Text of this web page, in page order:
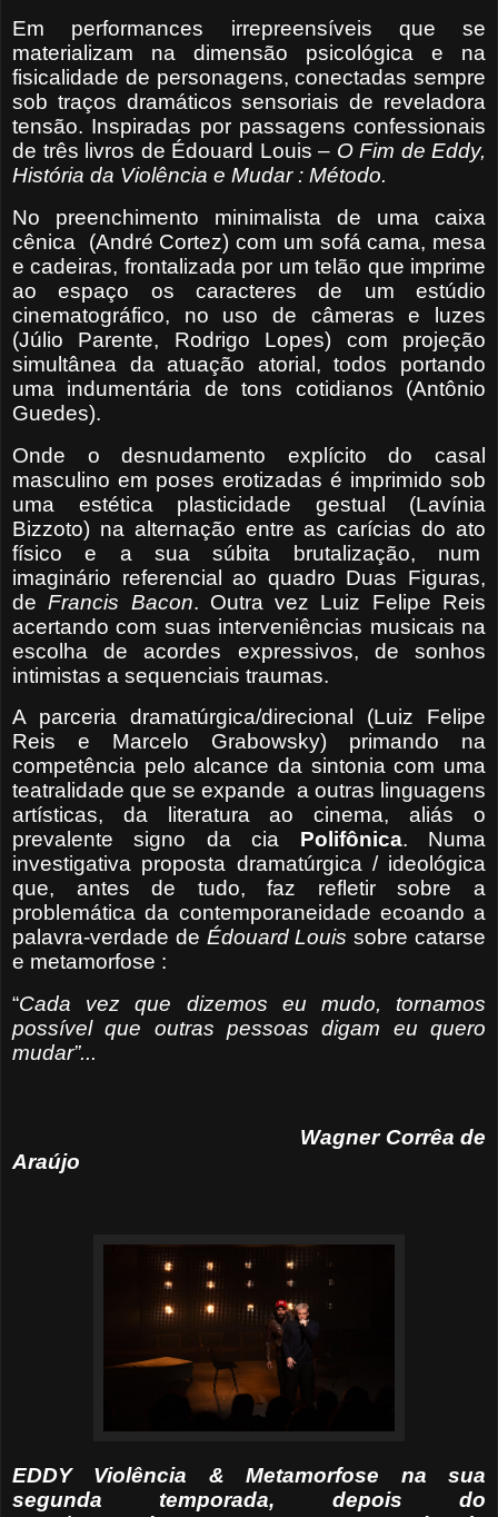
Em performances irrepreensíveis que se
materializam na dimensão psicológica e na
fisicalidade de personagens, conectadas sempre
sob traços dramáticos sensoriais de reveladora
tensão. Inspiradas por passagens confessionais
de três livros de Édouard Louis – O Fim de Eddy,
História da Violência e Mudar : Método.
No preenchimento minimalista de uma caixa
cênica
(André Cortez) com um sofá cama, mesa
e cadeiras, frontalizada por um telão que imprime
ao espaço os caracteres de um estúdio
cinematográfico, no uso de câmeras e luzes
(Júlio Parente, Rodrigo Lopes) com projeção
simultânea da atuação atorial, todos portando
uma indumentária de tons cotidianos (Antônio
Guedes).
Onde o desnudamento explícito do casal
masculino em poses erotizadas é imprimido sob
uma estética plasticidade gestual (Lavínia
Bizzoto) na alternação entre as carícias do ato
físico e a sua súbita brutalização, num
imaginário referencial ao quadro Duas Figuras,
deFrancis Bacon. Outra vez Luiz Felipe Reis
acertando com suas interveniências musicais na
escolha de acordes expressivos, de sonhos
intimistas a sequenciais traumas.
A parceria dramatúrgica/direcional (Luiz Felipe
Reis e Marcelo Grabowsky) primando na
competência pelo alcance da sintonia com uma
teatralidade que se expande a outras linguagens
artísticas, da literatura ao cinema, aliás o
prevalente signo da cia Polifônica. Numa
investigativa proposta dramatúrgica / ideológica
que, antes de tudo, faz refletir sobre a
problemática da contemporaneidade ecoando a
palavra-verdade de Édouard Louis sobre catarse
e metamorfose :
“Cada vez que dizemos eu mudo, tornamos
possível que outras pessoas digam eu quero
mudar”...
Wagner Corrêa de
Araújo
EDDY Violência & Metamorfose na sua
segunda temporada, depois do